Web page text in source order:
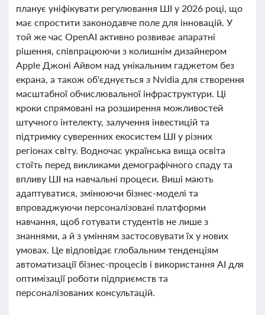
планує уніфікувати регулювання ШІ у 2026 році, що
має спростити законодавче поле для інновацій. У
той же час OpenAI активно розвиває апаратні
рішення, співпрацюючи з колишнім дизайнером
Apple Джоні Айвом над унікальним гаджетом без
екрана, а також об'єднується з Nvidia для створення
масштабної обчислювальної інфраструктури. Ці
кроки спрямовані на розширення можливостей
штучного інтелекту, залучення інвестицій та
підтримку суверенних екосистем ШІ у різних
регіонах світу. Водночас українська вища освіта
стоїть перед викликами демографічного спаду та
впливу ШІ на навчальні процеси. Виші мають
адаптуватися, змінюючи бізнес-моделі та
впроваджуючи персоналізовані платформи
навчання, щоб готувати студентів не лише з
знаннями, а й з умінням застосовувати їх у нових
умовах. Це відповідає глобальним тенденціям
автоматизації бізнес-процесів і використання AI для
оптимізації роботи підприємств та
персоналізованих консультацій.